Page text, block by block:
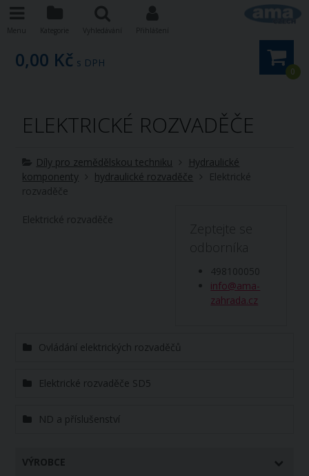
0
0,00 Kč s DPH
ELEKTRICKÉ ROZVADĚČE
Díly pro zemědělskou techniku
Hydraulické
komponenty
hydraulické rozvaděče
Elektrické
rozvaděče
Zeptejte se
odborníka
498100050
info@ama-
zahrada.cz
Elektrické rozvaděče
Ovládání elektrických rozvaděčů
Elektrické rozvaděče SD5
ND a příslušenství
VÝROBCE
Menu Kategorie Vyhledávání Přihlášení